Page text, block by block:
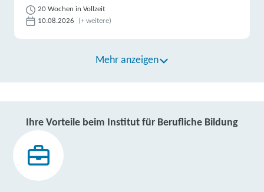
20 Wochen in Vollzeit
10.08.2026
(+ weitere)
Mehr anzeigen
Ihre Vorteile beim Institut für Berufliche Bildung